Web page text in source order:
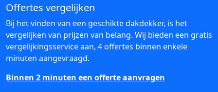
Offertes vergelijken
Bij het vinden van een geschikte dakdekker, is het
vergelijken van prijzen van belang. Wij bieden een gratis
vergelijkingsservice aan, 4 offertes binnen enkele
minuten aangevraagd.
Binnen 2 minuten een offerte aanvragen